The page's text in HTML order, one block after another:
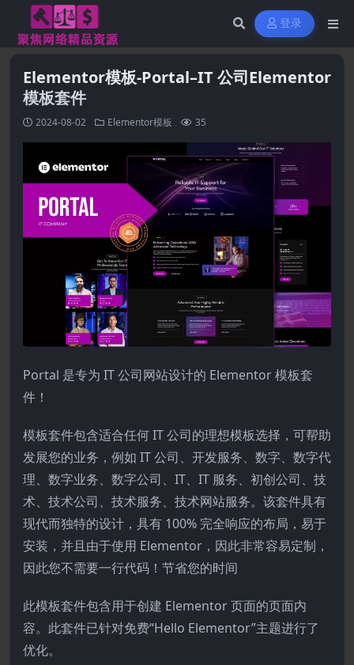
登录
Elementor模板-Portal–IT 公司Elementor
模板套件
2024-08-02 Elementor模板 35
Portal 是专为 IT 公司网站设计的 Elementor 模板套
件！
模板套件包含适合任何 IT 公司的理想模板选择，可帮助
发展您的业务，例如 IT 公司、开发服务、数字、数字代
理、数字业务、数字公司、IT、IT 服务、初创公司、技
术、技术公司、技术服务、技术网站服务。该套件具有
现代而独特的设计，具有 100% 完全响应的布局，易于
安装，并且由于使用 Elementor，因此非常容易定制，
因此您不需要一行代码！节省您的时间
此模板套件包含用于创建 Elementor 页面的页面内
容。此套件已针对免费“Hello Elementor”主题进行了
优化。